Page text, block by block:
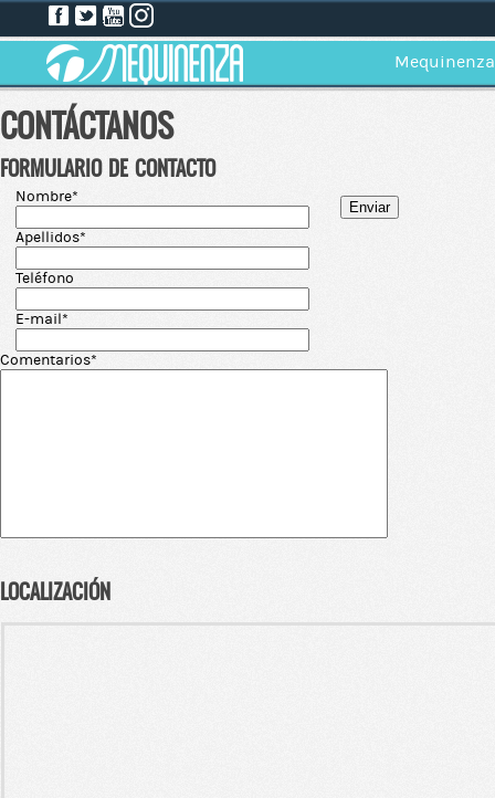
Mequinenza
CONTÁCTANOS
FORMULARIO DE CONTACTO
Nombre*
Apellidos*
Teléfono
E-mail*
Comentarios*
LOCALIZACIÓN